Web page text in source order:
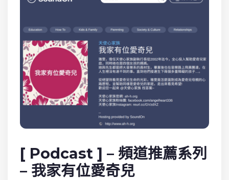
[ Podcast ] – 頻道推薦系列
– 我家有位愛奇兒